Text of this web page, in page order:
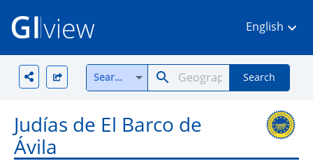
English
Search all Search
Judías de El Barco de
Ávila